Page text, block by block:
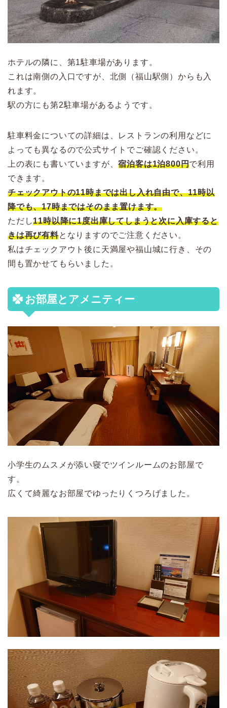
ホテルの隣に、第1駐車場があります。
これは南側の入口ですが、北側（福山駅側）からも入
れます。
駅の方にも第2駐車場があるようです。
駐車料金についての詳細は、レストランの利用などに
よっても異なるので公式サイトでご確認ください。
上の表にも書いていますが、宿泊客は1泊800円で利用
できます。
チェックアウトの11時までは出し入れ自由で、11時以
降でも、17時まではそのまま置けます。
ただし11時以降に1度出庫してしまうと次に入庫すると
きは再び有料となりますのでご注意ください。
私はチェックアウト後に天満屋や福山城に行き、その
間も置かせてもらいました。
お部屋とアメニティー
小学生のムスメが添い寝でツインルームのお部屋で
す。
広くて綺麗なお部屋でゆったりくつろげました。